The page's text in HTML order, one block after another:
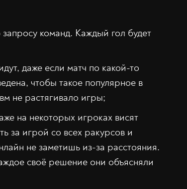
команд. Каждый гол будет
даже если матч по какой-то
чтобы такое популярное в
не растягивало игры;
на некоторых игроках висят
за игрой со всех ракурсов и
не заметишь из-за расстояния.
своё решение они объясняли